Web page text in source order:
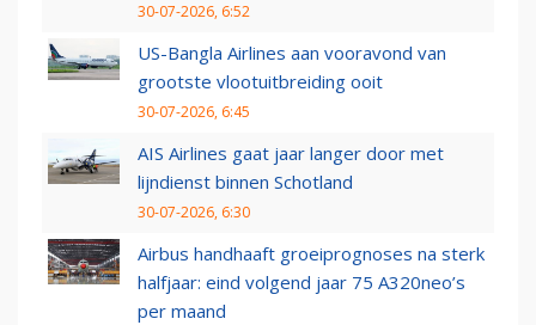
30-07-2026, 6:52
US-Bangla Airlines aan vooravond van
grootste vlootuitbreiding ooit
30-07-2026, 6:45
AIS Airlines gaat jaar langer door met
lijndienst binnen Schotland
30-07-2026, 6:30
Airbus handhaaft groeiprognoses na sterk
halfjaar: eind volgend jaar 75 A320neo’s
per maand